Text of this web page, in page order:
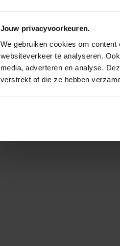
Jouw privacyvoorkeuren.
We gebruiken cookies om
websiteverkeer te analyseren.
media, adverteren en analyse.
verstrekt of die ze hebben